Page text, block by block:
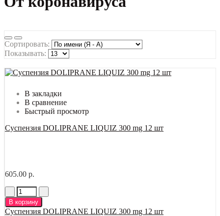
Сортировать:
Показывать:
В закладки
В сравнение
Быстрый просмотр
Суспензия DOLIPRANE LIQUIZ 300 mg 12 шт
605.00 р.
В корзину
Суспензия DOLIPRANE LIQUIZ 300 mg 12 шт